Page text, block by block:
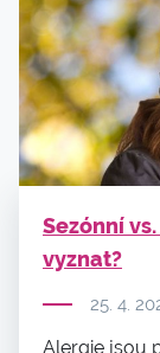
Sezónní
vyznat?
25. 4.
Alergie jsou